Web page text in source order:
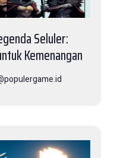
Seluler:
Kemenangan